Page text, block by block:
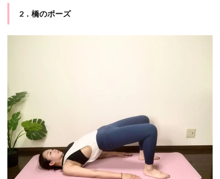
2．橋のポーズ